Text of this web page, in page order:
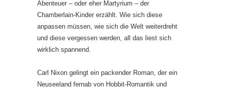
Abenteuer – oder eher Martyrium – der
Chamberlain-Kinder erzählt. Wie sich diese
anpassen müssen, wie sich die Welt weiterdreht
und diese vergessen werden, all das liest sich
wirklich spannend.
Carl Nixon gelingt ein packender Roman, der ein
Neuseeland fernab von Hobbit-Romantik und